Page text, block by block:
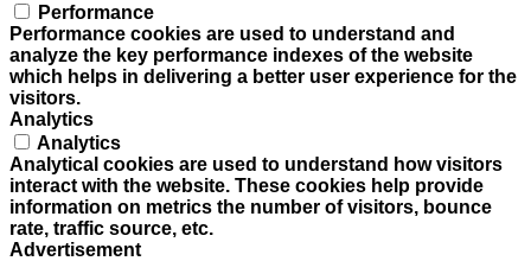
Performance
Performance cookies are used to understand and
analyze the key performance indexes of the website
which helps in delivering a better user experience for the
visitors.
Analytics
Analytics
Analytical cookies are used to understand how visitors
interact with the website. These cookies help provide
information on metrics the number of visitors, bounce
rate, traffic source, etc.
Advertisement